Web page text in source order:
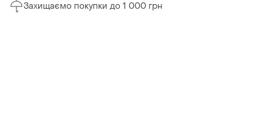
Захищаємо покупки до 1 000 грн